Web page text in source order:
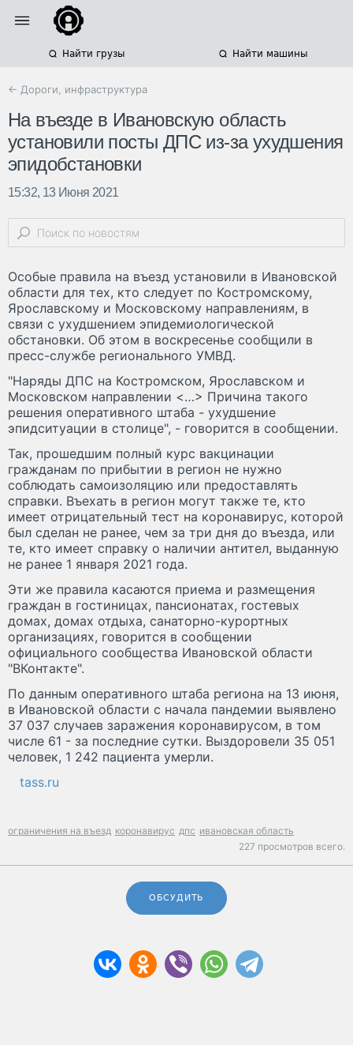
Найти грузы Найти машины
← Дороги, инфраструктура
На въезде в Ивановскую область
установили посты ДПС из-за ухудшения
эпидобстановки
15:32, 13 Июня 2021
Особые правила на въезд установили в Ивановской
области для тех, кто следует по Костромскому,
Ярославскому и Московскому направлениям, в
связи с ухудшением эпидемиологической
обстановки. Об этом в воскресенье сообщили в
пресс-службе регионального УМВД.
"Наряды ДПС на Костромском, Ярославском и
Московском направлении <…> Причина такого
решения оперативного штаба - ухудшение
эпидситуации в столице", - говорится в сообщении.
Так, прошедшим полный курс вакцинации
гражданам по прибытии в регион не нужно
соблюдать самоизоляцию или предоставлять
справки. Въехать в регион могут также те, кто
имеет отрицательный тест на коронавирус, которой
был сделан не ранее, чем за три дня до въезда, или
те, кто имеет справку о наличии антител, выданную
не ранее 1 января 2021 года.
Эти же правила касаются приема и размещения
граждан в гостиницах, пансионатах, гостевых
домах, домах отдыха, санаторно-курортных
организациях, говорится в сообщении
официального сообщества Ивановской области
"ВКонтакте".
По данным оперативного штаба региона на 13 июня,
в Ивановской области с начала пандемии выявлено
37 037 случаев заражения коронавирусом, в том
числе 61 - за последние сутки. Выздоровели 35 051
человек, 1 242 пациента умерли.
tass.ru
ограничения на въезд коронавирус дпс ивановская область
227 просмотров всего.
ОБСУДИТЬ